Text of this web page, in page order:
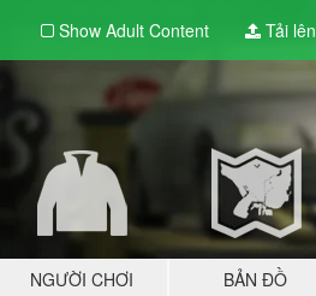
Show Adult Content Tải lên
NGƯỜI CHƠI BẢN ĐỒ